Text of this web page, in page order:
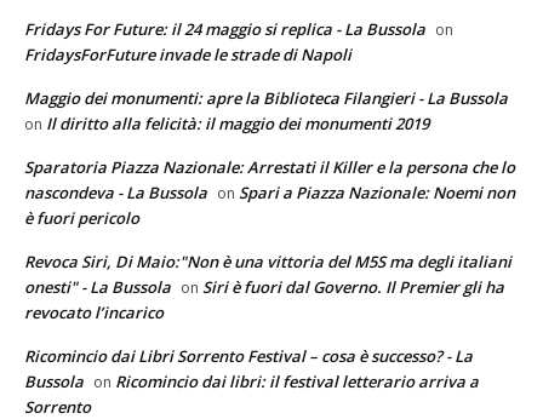
Fridays For Future: il 24 maggio si replica - La Bussola on
FridaysForFuture invade le strade di Napoli
Maggio dei monumenti: apre la Biblioteca Filangieri - La Bussola
on Il diritto alla felicità: il maggio dei monumenti 2019
Sparatoria Piazza Nazionale: Arrestati il Killer e la persona che lo
nascondeva - La Bussola on Spari a Piazza Nazionale: Noemi non
è fuori pericolo
Revoca Siri, Di Maio:"Non è una vittoria del M5S ma degli italiani
onesti" - La Bussola on Siri è fuori dal Governo. Il Premier gli ha
revocato l’incarico
Ricomincio dai Libri Sorrento Festival – cosa è successo? - La
Bussola on Ricomincio dai libri: il festival letterario arriva a
Sorrento